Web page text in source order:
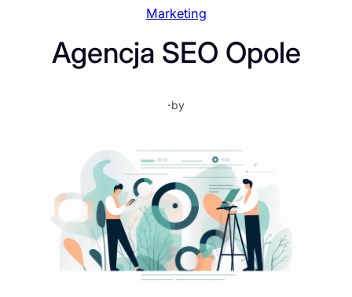
Marketing
Agencja SEO Opole
·by